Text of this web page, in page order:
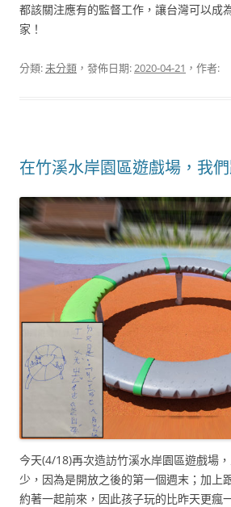
都該關注應有的監督工作，讓台灣可以成
家！
分類:未分類 ，發佈日期:2020-04-21 ，作者:
在竹溪水岸園區遊戲場，我
今天(4/18)再次造訪竹溪水岸園區遊戲場
少，因為是開放之後的第一個週末；加上
約著一起前來，因此孩子玩的比昨天更瘋